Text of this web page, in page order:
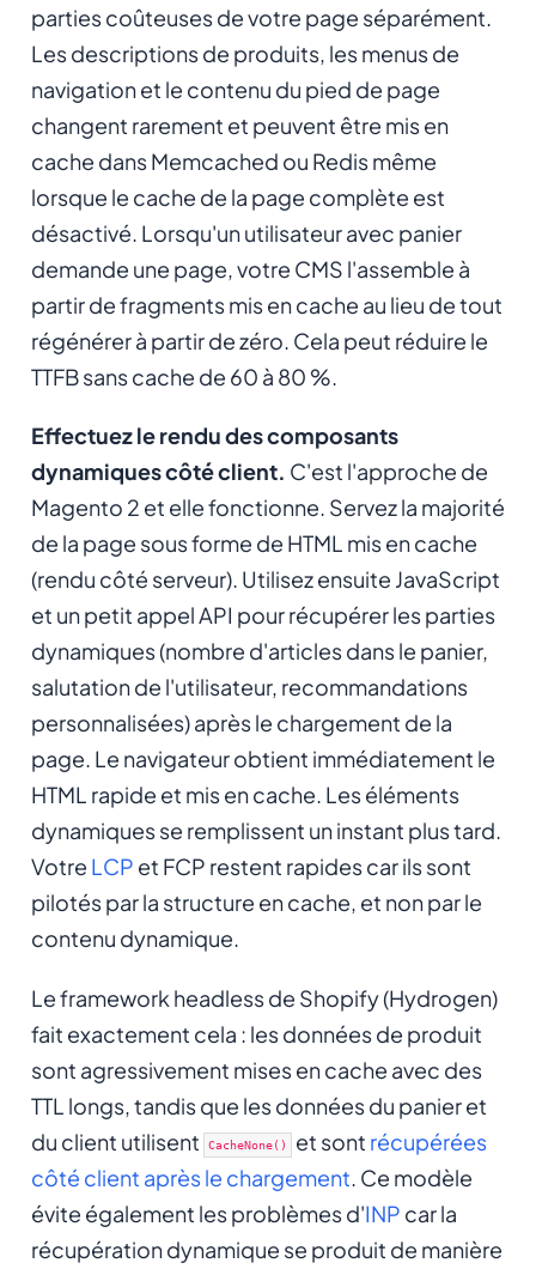
parties coûteuses de votre page séparément.
Les descriptions de produits, les menus de
navigation et le contenu du pied de page
changent rarement et peuvent être mis en
cache dans Memcached ou Redis même
lorsque le cache de la page complète est
désactivé. Lorsqu'un utilisateur avec panier
demande une page, votre CMS l'assemble à
partir de fragments mis en cache au lieu de tout
régénérer à partir de zéro. Cela peut réduire le
TTFB sans cache de 60 à 80 %.
Effectuez le rendu des composants
dynamiques côté client. C'est l'approche de
Magento 2 et elle fonctionne. Servez la majorité
de la page sous forme de HTML mis en cache
(rendu côté serveur). Utilisez ensuite JavaScript
et un petit appel API pour récupérer les parties
dynamiques (nombre d'articles dans le panier,
salutation de l'utilisateur, recommandations
personnalisées) après le chargement de la
page. Le navigateur obtient immédiatement le
HTML rapide et mis en cache. Les éléments
dynamiques se remplissent un instant plus tard.
Votre LCP et FCP restent rapides car ils sont
pilotés par la structure en cache, et non par le
contenu dynamique.
Le framework headless de Shopify (Hydrogen)
fait exactement cela : les données de produit
sont agressivement mises en cache avec des
TTL longs, tandis que les données du panier et
du client utilisent
CacheNone() et sont récupérées
côté client après le chargement. Ce modèle
évite également les problèmes d'INP car la
récupération dynamique se produit de manière